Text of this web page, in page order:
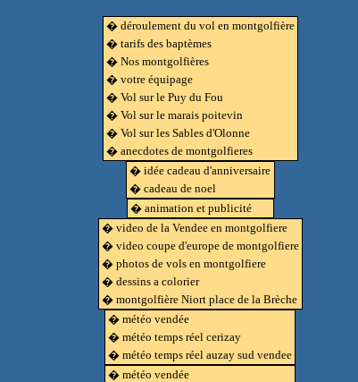
� déroulement du vol en montgolfière
� tarifs des baptèmes
� Nos montgolfières
� votre équipage
� Vol sur le Puy du Fou
� Vol sur le marais poitevin
� Vol sur les Sables d'Olonne
� anecdotes de montgolfieres
� idée cadeau d'anniversaire
� cadeau de noel
� animation et publicité
� video de la Vendee en montgolfiere
� video coupe d'europe de montgolfiere
� photos de vols en montgolfiere
� dessins a colorier
� montgolfière Niort place de la Brèche
� météo vendée
� météo temps réel cerizay
� météo temps réel auzay sud vendee
� météo vendée